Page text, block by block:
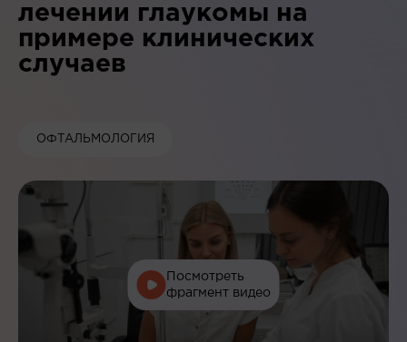
лечении глаукомы на
примере клинических
случаев
ОФТАЛЬМОЛОГИЯ
Посмотреть
фрагмент видео